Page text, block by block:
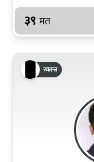
३९ मत
स्वतन्त्र